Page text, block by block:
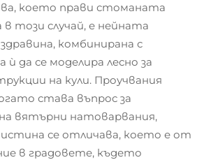
което прави стоманата
този случай, е нейната
комбинирана с
да се моделира лесно за
на кули. Проучвания
става въпрос за
вятърни натоварвания,
се отличава, което е от
в градовете, където